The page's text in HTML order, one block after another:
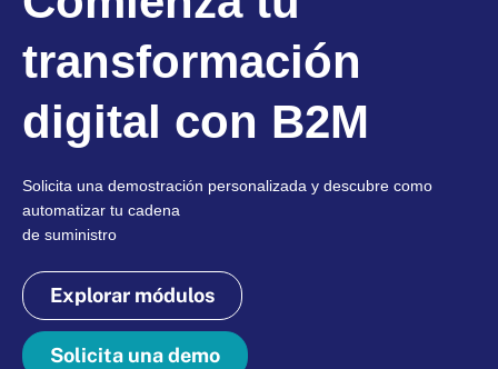
transformación
digital con B2M
Solicita una demostración personalizada y descubre como
automatizar tu cadena
de suministro
Explorar módulos
Solicita una demo